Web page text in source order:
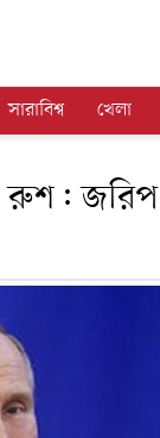
সারাবিশ্ব খেলা
রুশ: জরিপ